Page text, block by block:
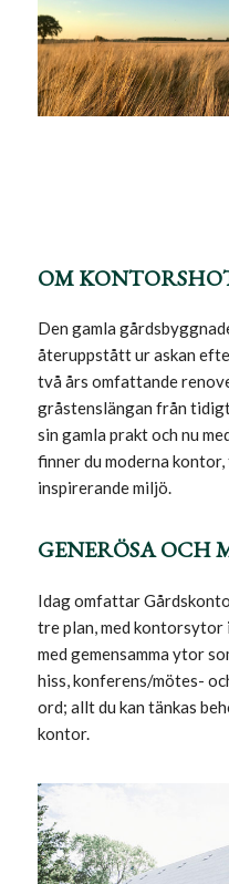
OM
Den gamla
återuppstått ur askan
två års omfattande
gråstenslängan från
sin gamla prakt och nu
finner du moderna
inspirerande miljö.
GENERÖSA OCH
Idag omfattar
tre plan, med
med gemensamma ytor
hiss, konferens/mötes-
ord; allt du kan tänkas
kontor.